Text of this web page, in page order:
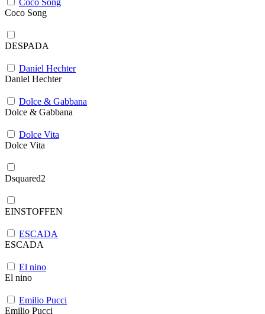
Coco Song
DESPADA
Daniel Hechter
Daniel Hechter
Dolce & Gabbana
Dolce & Gabbana
Dolce Vita
Dolce Vita
Dsquared2
EINSTOFFEN
ESCADA
ESCADA
El nino
El nino
Emilio Pucci
Emilio Pucci